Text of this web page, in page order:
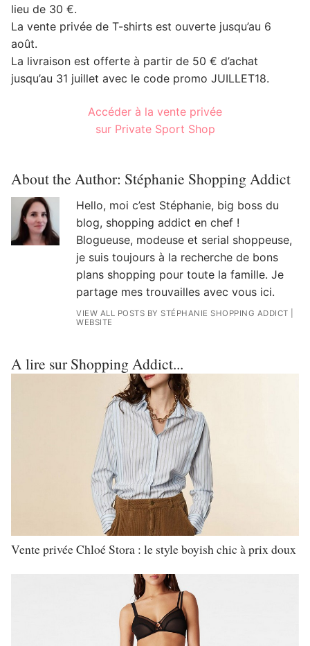
lieu de 30 €.
La vente privée de T-shirts est ouverte jusqu’au 6
août.
La livraison est offerte à partir de 50 € d’achat
jusqu’au 31 juillet avec le code promo JUILLET18.
Accéder à la vente privée
sur Private Sport Shop
About the Author: Stéphanie Shopping Addict
Hello, moi c’est Stéphanie, big boss du
blog, shopping addict en chef !
Blogueuse, modeuse et serial shoppeuse,
je suis toujours à la recherche de bons
plans shopping pour toute la famille. Je
partage mes trouvailles avec vous ici.
VIEW ALL POSTS BY STÉPHANIE SHOPPING ADDICT
WEBSITE
A lire sur Shopping Addict...
Vente privée Chloé Stora : le style boyish chic à prix doux